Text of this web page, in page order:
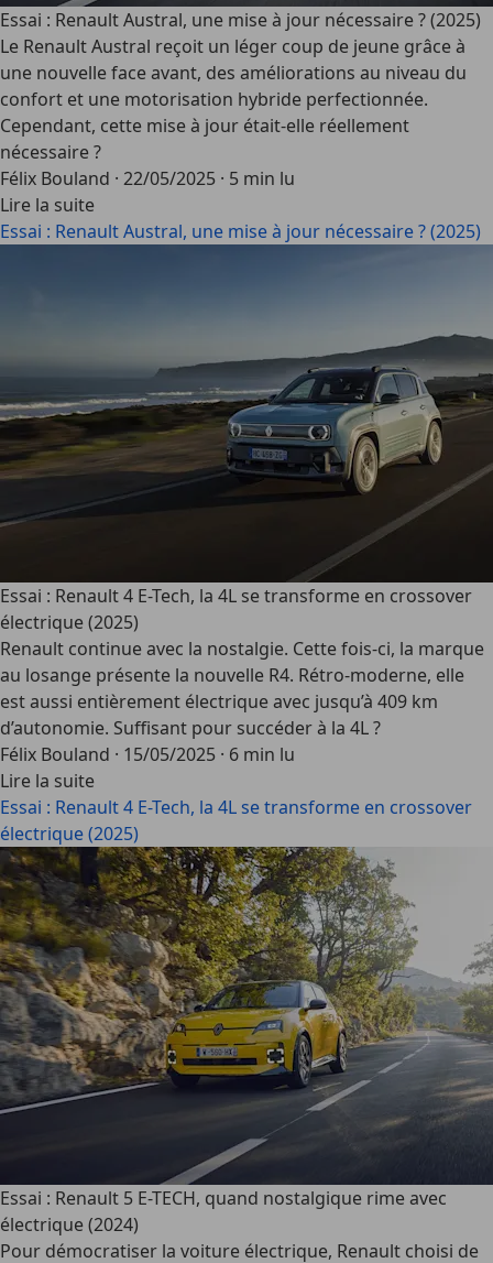
Essai : Renault Austral, une mise à jour nécessaire ? (2025)
Le Renault Austral reçoit un léger coup de jeune grâce à
une nouvelle face avant, des améliorations au niveau du
confort et une motorisation hybride perfectionnée.
Cependant, cette mise à jour était-elle réellement
nécessaire ?
Félix Bouland · 22/05/2025 · 5 min lu
Lire la suite
Essai : Renault Austral, une mise à jour nécessaire ? (2025)
Essai : Renault 4 E-Tech, la 4L se transforme en crossover
électrique (2025)
Renault continue avec la nostalgie. Cette fois-ci, la marque
au losange présente la nouvelle R4. Rétro-moderne, elle
est aussi entièrement électrique avec jusqu’à 409 km
d’autonomie. Suffisant pour succéder à la 4L ?
Félix Bouland · 15/05/2025 · 6 min lu
Lire la suite
Essai : Renault 4 E-Tech, la 4L se transforme en crossover
électrique (2025)
Essai : Renault 5 E-TECH, quand nostalgique rime avec
électrique (2024)
Pour démocratiser la voiture électrique, Renault choisi de